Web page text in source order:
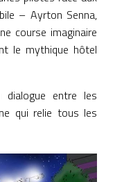
– Ayrton Senna,
course imaginaire
le mythique hôtel
entre les
qui relie tous les